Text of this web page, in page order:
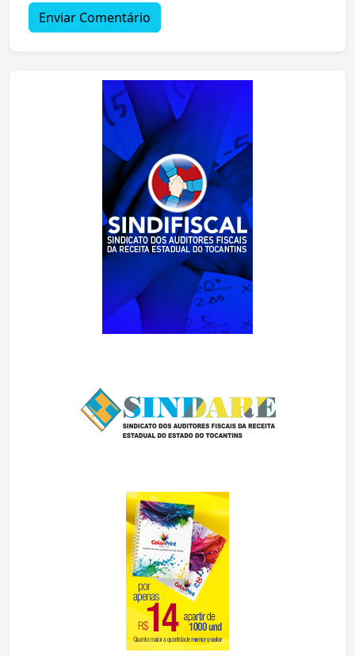
Enviar Comentário